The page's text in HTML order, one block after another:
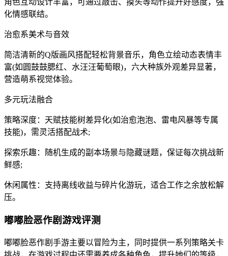
角色互动设计丰富，可通过敲击、摸头等动作提升好感度，强
化情感联结。
治愈系美术与音效
简洁清新的Q版画风搭配轻松背景音乐，角色立绘动态表情丰
富(如圆鼓鼓腮红、水汪汪葡萄眼)，六大种族外观差异显著，
营造萌系视觉体验。
多元玩法融合
策略深度：天赋技能树差异化(如治愈泡泡、雷电风暴等专属
技能)，需灵活搭配战术;
探索乐趣：随机生成的副本场景与隐藏谜题，保证每次挑战新
鲜感;
休闲属性：支持离线收益与碎片化游玩，适合工作之余放松解
压。
嘟嘟脸恶作剧游戏评测
嘟嘟脸恶作剧手游主要以冒险为主，同时提供一系列策略关卡